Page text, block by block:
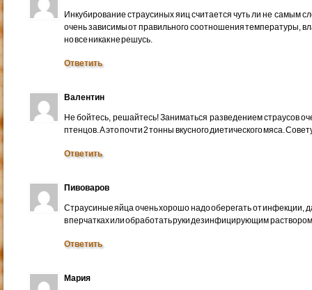
Инкубирование страусиных яиц считается чуть ли не самым
очень зависимы от правильного соотношения температуры,
но все никак не решусь.
Ответить
Валентин
Не бойтесь, решайтесь! Заниматься разведением страусов
птенцов. А это почти 2 тонны вкусного диетического мяса.
Ответить
Пивоваров
Страусиные яйца очень хорошо надо оберегать от инфекции,
в перчатках или обработать руки дезинфицирующим
Ответить
Мария